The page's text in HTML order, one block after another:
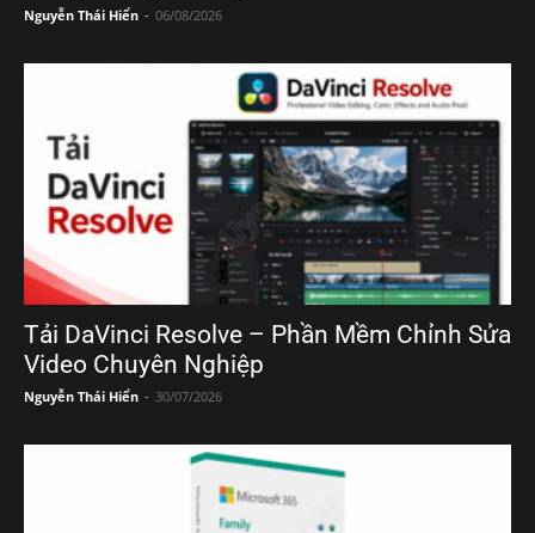
Nguyễn Thái Hiển - 06/08/2026
Tải DaVinci Resolve – Phần Mềm Chỉnh Sửa
Video Chuyên Nghiệp
Nguyễn Thái Hiển - 30/07/2026